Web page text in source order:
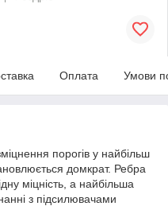
Оплата Умови
порогів у найбільш
домкрат. Ребра
міцність, а найбільша
з підсилювачами